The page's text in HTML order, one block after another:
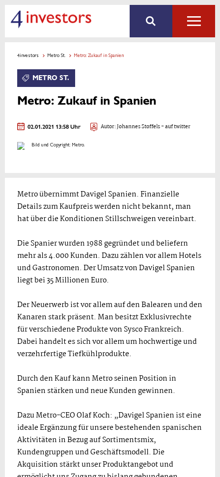
4investors Metro St. Metro: Zukauf in Spanien
METRO ST.
Metro: Zukauf in Spanien
02.01.2021 13:58 Uhr Autor:Johannes Stoffels- auf twitter
Bild und Copyright: Metro.
Metro übernimmt Davigel Spanien. Finanzielle
Details zum Kaufpreis werden nicht bekannt, man
hat über die Konditionen Stillschweigen vereinbart.
Die Spanier wurden 1988 gegründet und beliefern
mehr als 4.000 Kunden. Dazu zählen vor allem Hotels
und Gastronomen. Der Umsatz von Davigel Spanien
liegt bei 35 Millionen Euro.
Der Neuerwerb ist vor allem auf den Balearen und den
Kanaren stark präsent. Man besitzt Exklusivrechte
für verschiedene Produkte von Sysco Frankreich.
Dabei handelt es sich vor allem um hochwertige und
verzehrfertige Tiefkühlprodukte.
Durch den Kauf kann Metro seinen Position in
Spanien stärken und neue Kunden gewinnen.
Dazu Metro-CEO Olaf Koch: „Davigel Spanien ist eine
ideale Ergänzung für unsere bestehenden spanischen
Aktivitäten in Bezug auf Sortimentsmix,
Kundengruppen und Geschäftsmodell. Die
Akquisition stärkt unser Produktangebot und